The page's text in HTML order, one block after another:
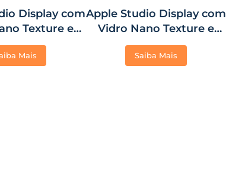
Display com
Texture e
para
VESA (Base
Mais
Apple Studio Display com
Vidro Nano Texture e
Base com Ajuste de
Inclinação
Saiba Mais